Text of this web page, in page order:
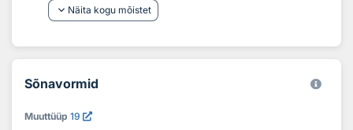
keyboard_arrow_down Näita kogu mõistet
Sõnavormid
Muuttüüp 19